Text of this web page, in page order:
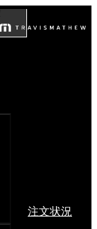
注文状況